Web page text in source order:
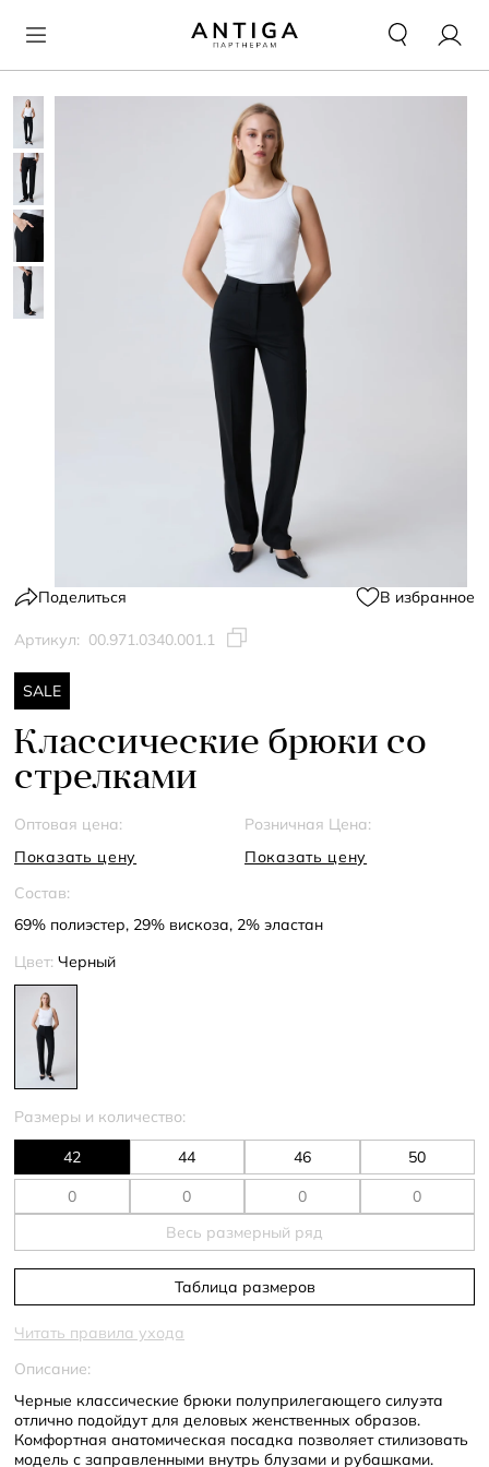
Поделиться В избранное
Артикул: 00.971.0340.001.1
SALE
Классические брюки со
стрелками
Оптовая цена:
Показать цену
Розничная Цена:
Показать цену
Состав:
69% полиэстер, 29% вискоза, 2% эластан
Цвет: Черный
Размеры и количество:
42 44 46 50
Весь размерный ряд
Таблица размеров
Читать правила ухода
Описание:
Черные классические брюки полуприлегающего силуэта
отлично подойдут для деловых женственных образов.
Комфортная анатомическая посадка позволяет стилизовать
модель с заправленными внутрь блузами и рубашками.